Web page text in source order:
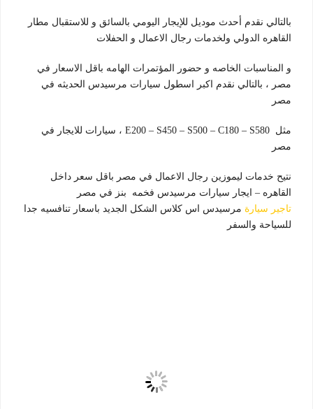
بالتالي نقدم أحدث موديل للإيجار اليومي بالسائق و للاستقبال مطار
القاهره الدولي ولخدمات رجال الاعمال و الحفلات
و المناسبات الخاصه و حضور المؤتمرات الهامه باقل الاسعار في
مصر ، بالتالي نقدم اكبر اسطول سيارات مرسيدس الحديثه في
مصر
مثل E200 – S450 – S500 – C180 – S580 ،
سيارات للايجار في
مصر
نتيح خدمات ليموزين رجال الاعمال في مصر باقل سعر داخل
القاهره – ايجار سيارات مرسيدس فخمه بنز في مصر
تاجير سيارة مرسيدس اس كلاس الشكل الجديد باسعار تنافسيه جدا
للسياحة والسفر